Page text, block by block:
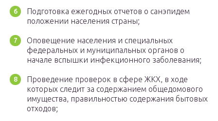
Подготовка ежегодных отчетов о санэпидем
положении населения страны;
Оповещение населения и специальных
федеральных и муниципальных органов о
начале вспышки инфекционного заболевания;
Проведение проверок в сфере ЖКХ, в ходе
которых следит за содержанием общедомового
имущества, правильностью содержания бытовых
отходов;